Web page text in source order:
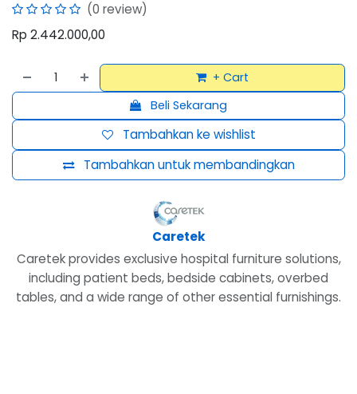
(0 review)
Rp 2.442.000,00
+ Cart
Beli Sekarang
Tambahkan untuk membandingkan
Tambahkan ke wishlist
Caretek
Caretek provides exclusive hospital furniture solutions,
including patient beds, bedside cabinets, overbed
tables, and a wide range of other essential furnishings.